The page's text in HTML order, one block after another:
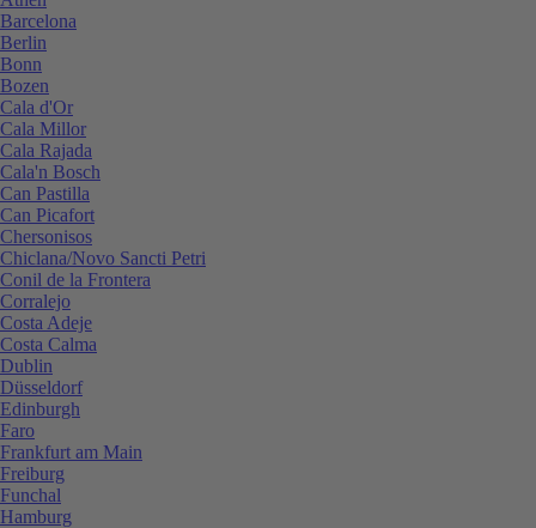
Barcelona
Berlin
Bonn
Bozen
Cala d'Or
Cala Millor
Cala Rajada
Cala'n Bosch
Can Pastilla
Can Picafort
Chersonisos
Chiclana/Novo Sancti Petri
Conil de la Frontera
Corralejo
Costa Adeje
Costa Calma
Dublin
Düsseldorf
Edinburgh
Faro
Frankfurt am Main
Freiburg
Funchal
Hamburg